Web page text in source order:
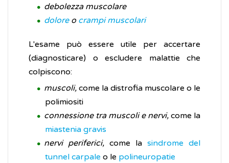
debolezza muscolare
doloreo crampi muscolari
L'esame può essere utile per accertare
(diagnosticare) o escludere malattie che
colpiscono:
muscoli, come la distrofia muscolare o le
polimiositi
connessione tra muscoli e nervi, come la
miastenia gravis
nervi periferici, come la sindrome del
tunnel carpale o le polineuropatie